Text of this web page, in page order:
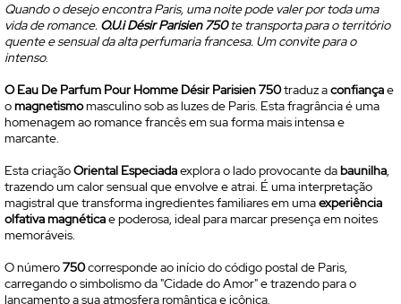
Quando o desejo encontra Paris, uma noite pode valer por toda uma
vida de romance. O.U.i Désir Parisien 750te transporta para o território
quente e sensual da alta perfumaria francesa. Um convite para o
intenso.
OEau De Parfum Pour Homme Désir Parisien 750traduz aconfiançae
omagnetismomasculino sob as luzes de Paris. Esta fragrância é uma
homenagem ao romance francês em sua forma mais intensa e
marcante.
Esta criaçãoOriental Especiadaexplora o lado provocante dabaunilha,
trazendo um calor sensual que envolve e atrai. É uma interpretação
magistral que transforma ingredientes familiares em umaexperiência
olfativa magnéticae poderosa, ideal para marcar presença em noites
memoráveis.
O número750corresponde ao início do código postal de Paris,
carregando o simbolismo da "Cidade do Amor" e trazendo para o
lançamento a sua atmosfera romântica e icônica.